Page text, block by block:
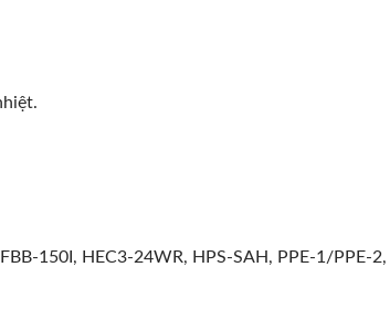
150I, HEC3-24WR, HPS-SAH, PPE-1/PPE-2,